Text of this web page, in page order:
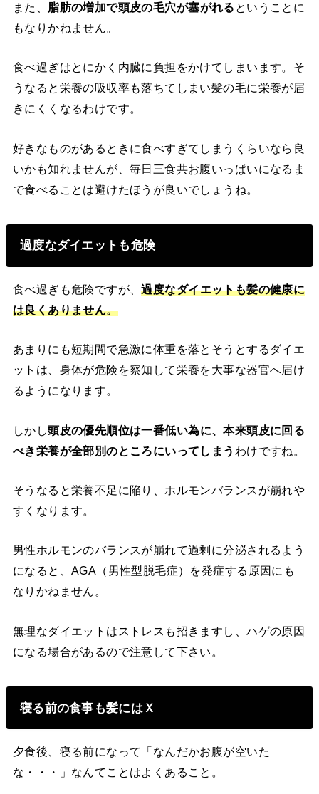
また、 脂肪の増加で頭皮の毛穴が塞がれる ということに
もなりかねません。
食べ過ぎはとにかく内臓に負担をかけてしまいます。そ
うなると栄養の吸収率も落ちてしまい髪の毛に栄養が届
きにくくなるわけです。
好きなものがあるときに食べすぎてしまうくらいなら良
いかも知れませんが、毎日三食共お腹いっぱいになるま
で食べることは避けたほうが良いでしょうね。
過度なダイエットも危険
食べ過ぎも危険ですが、過度なダイエットも髪の健康に
は良くありません。
あまりにも短期間で急激に体重を落とそうとするダイエ
ットは、身体が危険を察知して栄養を大事な器官へ届け
るようになります。
しかし頭皮の優先順位は一番低い為に、本来頭皮に回る
べき栄養が全部別のところにいってしまう わけですね。
そうなると栄養不足に陥り、ホルモンバランスが崩れや
すくなります。
男性ホルモンのバランスが崩れて過剰に分泌されるよう
になると、AGA（男性型脱毛症）を発症する原因にも
なりかねません。
無理なダイエットはストレスも招きますし、ハゲの原因
になる場合があるので注意して下さい。
寝る前の食事も髪にはＸ
夕食後、寝る前になって「なんだかお腹が空いた
な・・・」なんてことはよくあること。